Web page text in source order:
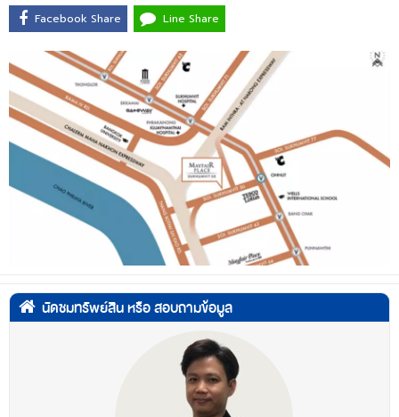
Facebook Share Line Share
นัดชมทรัพย์สิน หรือ สอบถามข้อมูล